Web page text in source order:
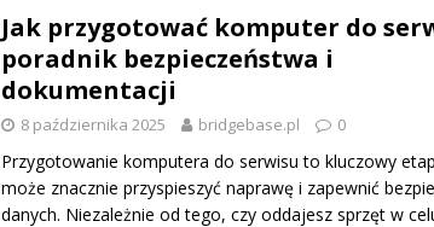
Jak przygotować komputer do
poradnik bezpieczeństwa i
dokumentacji
8 października 2025 bridgebase.pl 0
Przygotowanie komputera do serwisu to kluczowy
może znacznie przyspieszyć naprawę i zapewnić
danych. Niezależnie od tego, czy oddajesz sprzęt w